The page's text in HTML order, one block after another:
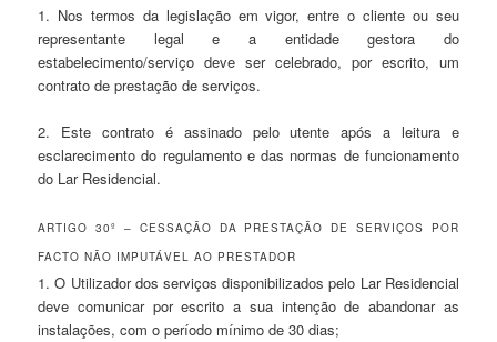
1. Nos termos da legislação em vigor, entre o cliente ou seu
representante legal e a entidade gestora do
estabelecimento/serviço deve ser celebrado, por escrito, um
contrato de prestação de serviços.
2. Este contrato é assinado pelo utente após a leitura e
esclarecimento do regulamento e das normas de funcionamento
do Lar Residencial.
ARTIGO 30º – CESSAÇÃO DA PRESTAÇÃO DE SERVIÇOS POR
FACTO NÃO IMPUTÁVEL AO PRESTADOR
1. O Utilizador dos serviços disponibilizados pelo Lar Residencial
deve comunicar por escrito a sua intenção de abandonar as
instalações, com o período mínimo de 30 dias;